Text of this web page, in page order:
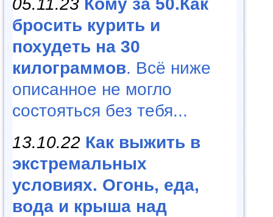
05.11.23 Кому за 50.Как
бросить курить и
похудеть на 30
килограммов. Всё ниже
описанное не могло
состояться без тебя...
13.10.22 Как выжить в
экстремальных
условиях. Огонь, еда,
вода и крыша над